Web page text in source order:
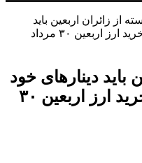
از زائران اربعین باید
اربعین ۳۰ مرداد
باید دینارهای خود
را پس بدهند | مهلت بازخرید ارز اربعین ۳۰